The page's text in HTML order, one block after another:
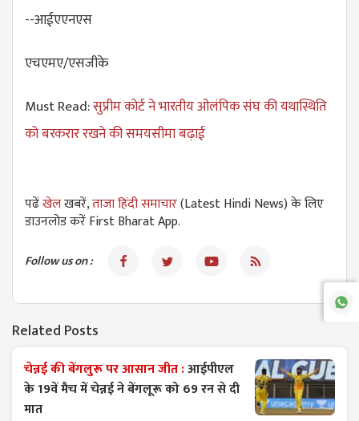
--आईएएनएस
एचएमए/एसजीके
Must Read:सुप्रीम कोर्ट ने भारतीय ओलंपिक संघ की यथास्थिति
को बरकरार रखने की समयसीमा बढ़ाई
पढेंखेलखबरें,ताजा हिंदी समाचार(Latest Hindi News) के लिए
डाउनलोड करें First Bharat App.
Follow us on :
Related Posts
चेन्नई की बेंगलुरू पर आसान जीत :आईपीएल
के 19वें मैच में चेन्नई ने बेंगलूरू को 69 रन से दी
मात